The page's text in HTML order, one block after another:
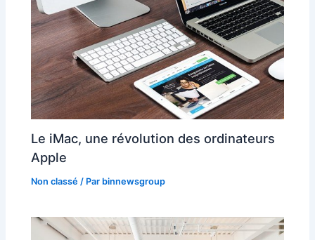
Le iMac, une révolution des ordinateurs
Apple
Non classé / Par binnewsgroup